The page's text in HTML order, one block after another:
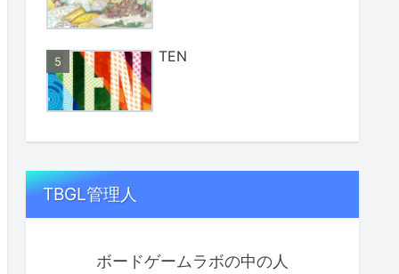
TEN
TBGL管理人
ボードゲームラボの中の人